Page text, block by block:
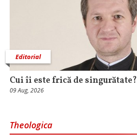
Editorial
Cui îi este frică de singurătate?
09 Aug, 2026
Theologica